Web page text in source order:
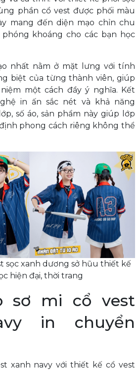
phần cổ vest được phối màu
mang đến diện mạo chỉn chu
khoáng cho các bạn học
nhất nằm ở mặt lưng với tính
biệt của từng thành viên, giúp
một cách đầy ý nghĩa. Kết
in ấn sắc nét và khả năng
số áo, sản phẩm này giúp lớp
phong cách riêng không thể
sọc xanh dương sở hũu thiết kế
hiện đại, thời trang
sơ mi cổ vest
in chuyển
xanh navy với thiết kế cổ vest